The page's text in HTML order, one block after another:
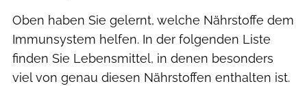
Oben haben Sie gelernt, welche Nährstoffe dem
Immunsystem helfen. In der folgenden Liste
finden Sie Lebensmittel, in denen besonders
viel von genau diesen Nährstoffen enthalten ist.